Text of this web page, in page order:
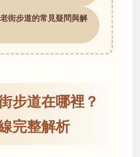
街步道的常見疑問與解
步道在哪裡？
完整解析